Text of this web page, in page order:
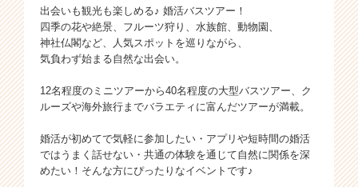
出会いも観光も楽しめる♪ 婚活バスツアー！
四季の花や絶景、フルーツ狩り、水族館、動物園、
神社仏閣など、人気スポットを巡りながら、
気負わず始まる自然な出会い。
12名程度のミニツアーから40名程度の大型バスツアー、ク
ルーズや海外旅行までバラエティに富んだツアーが満載。
婚活が初めてで気軽に参加したい・アプリや短時間の婚活
ではうまく話せない・共通の体験を通じて自然に関係を深
めたい！そんな方にぴったりなイベントです♪